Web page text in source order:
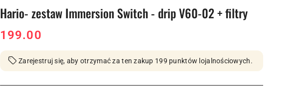
Hario- zestaw Immersion Switch - drip V60-02 + filtry
cena:
199.00
Zarejestruj się, aby otrzymać za ten zakup 199 punktów lojalnościowych.